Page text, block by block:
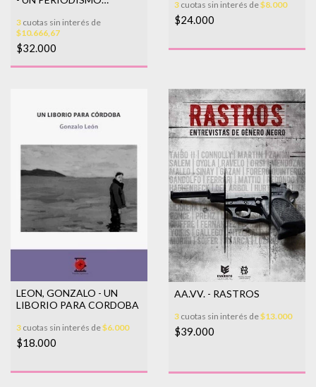
CONVERSACIONES CON
3 cuotas sin interés de
$10.666,67
$32.000
3 cuotas sin interés de$8.000
$24.000
LEON, GONZALO - UN
LIBORIO PARA CORDOBA
3 cuotas sin interés de$6.000
$18.000
AA.VV. - RASTROS
3 cuotas sin interés de$13.000
$39.000